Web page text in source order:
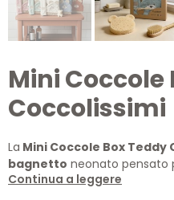
Mini Coccole
Coccolissimi
La Mini Coccole Box Teddy
bagnetto neonato pensato
momenti di cura con
Continua a leggere